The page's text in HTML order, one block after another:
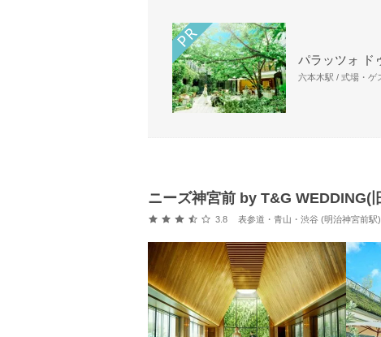
パラッツォ ド
六本木駅 / 式場・ゲ
ニーズ神宮前 by T&G WEDDING(
口コミ評価
3.8 表参道・青山・渋谷 (明治神宮前駅